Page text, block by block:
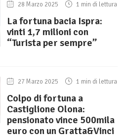
28 Marzo 2025 1 min di lettura
La fortuna bacia Ispra:
vinti 1,7 milioni con
“Turista per sempre”
27 Marzo 2025 1 min di lettura
Colpo di fortuna a
Castiglione Olona:
pensionato vince 500mila
euro con un Gratta&Vinci